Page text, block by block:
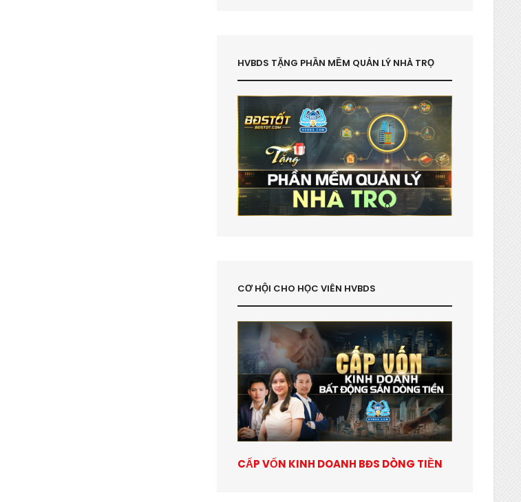
HVBDS TẶNG PHẦN MỀM QUẢN LÝ NHÀ TRỌ
CƠ HỘI CHO HỌC VIÊN HVBDS
CẤP VỐN KINH DOANH BĐS DÒNG TIỀN